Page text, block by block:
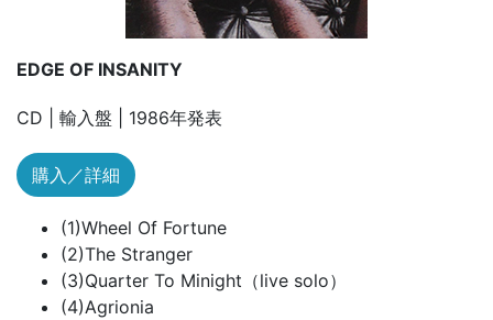
EDGE OF INSANITY
CD | 輸入盤 | 1986年発表
購入／詳細
(1)Wheel Of Fortune
(2)The Stranger
(3)Quarter To Minight（live solo）
(4)Agrionia